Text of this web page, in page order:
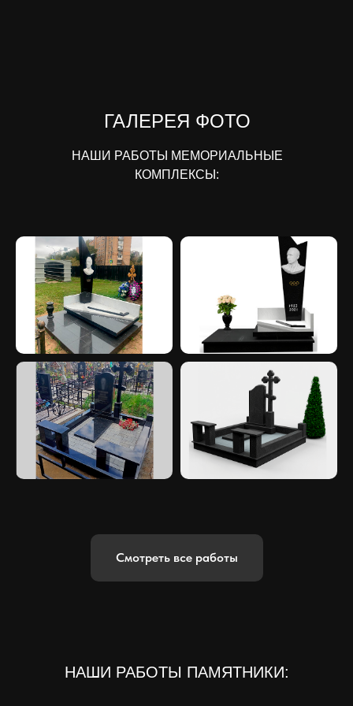
ГАЛЕРЕЯ ФОТО
НАШИ РАБОТЫ МЕМОРИАЛЬНЫЕ
КОМПЛЕКСЫ:
Смотреть все работы
НАШИ РАБОТЫ ПАМЯТНИКИ: